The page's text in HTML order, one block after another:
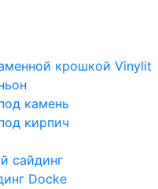
крошкой Vinylit
камень
кирпич
сайдинг
Docke